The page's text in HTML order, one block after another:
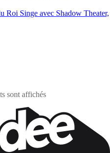
Roi Singe avec Shadow Theater,
sont affichés
connectés !